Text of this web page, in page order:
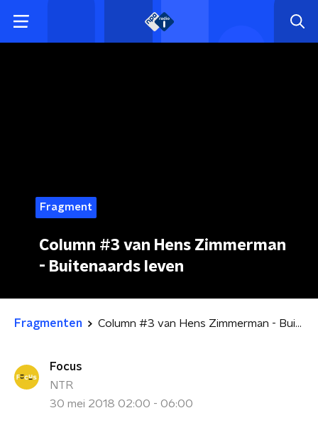
Fragment
Column #3 van Hens Zimmerman
- Buitenaards leven
Fragmenten Column #3 van Hens Zimmerman - Buitenaards leven
Focus
NTR
30 mei 2018 02:00 - 06:00